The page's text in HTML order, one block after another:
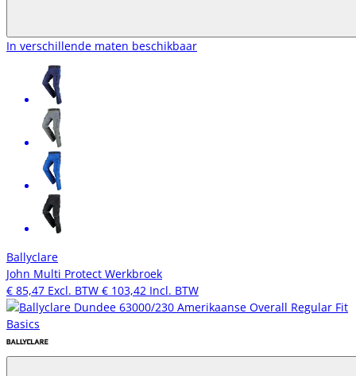
In verschillende maten beschikbaar
Ballyclare
John Multi Protect Werkbroek
€ 85,47 Excl. BTW € 103,42 Incl. BTW